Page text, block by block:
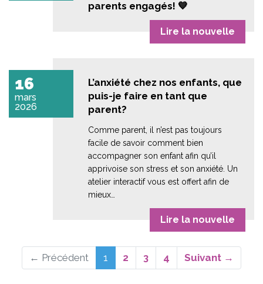
parents engagés! 💙
Lire la nouvelle
16
mars
2026
L’anxiété chez nos enfants, que
puis-je faire en tant que
parent?
Comme parent, il n’est pas toujours
facile de savoir comment bien
accompagner son enfant afin qu’il
apprivoise son stress et son anxiété. Un
atelier interactif vous est offert afin de
mieux…
Lire la nouvelle
← Précédent 1 (actuel)
2 3 4 Suivant →